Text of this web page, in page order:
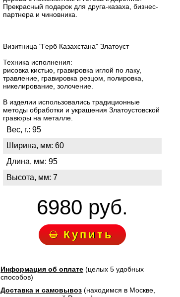
Прекрасный подарок для друга-казаха, бизнес-
партнера и чиновника.
Визитница "Герб Казахстана" Златоуст
Техника исполнения:
рисовка кистью, гравировка иглой по лаку,
травление, гравировка резцом, полировка,
никелирование, золочение.
В изделии использовались традиционные
методы обработки и украшения Златоустовской
гравюры на металле.
Вес, г.: 95
Ширина, мм: 60
Длина, мм: 95
Высота, мм: 7
6980 руб.
Купить
Информация об оплате (целых 5 удобных
способов)
Доставка и самовывоз (находимся в Москве,